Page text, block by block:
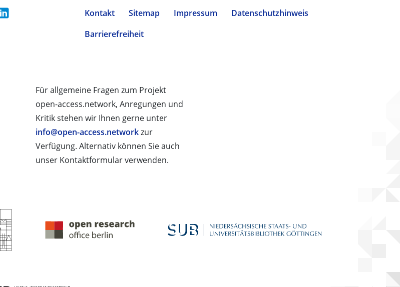
Kontakt Sitemap Impressum
Datenschutzhinweis
Barrierefreiheit
Für allgemeine Fragen zum Projekt
open-access.network, Anregungen und
Kritik stehen wir Ihnen gerne unter
info@open-access.networkzur
Verfügung. Alternativ können Sie auch
unser Kontaktformular verwenden.